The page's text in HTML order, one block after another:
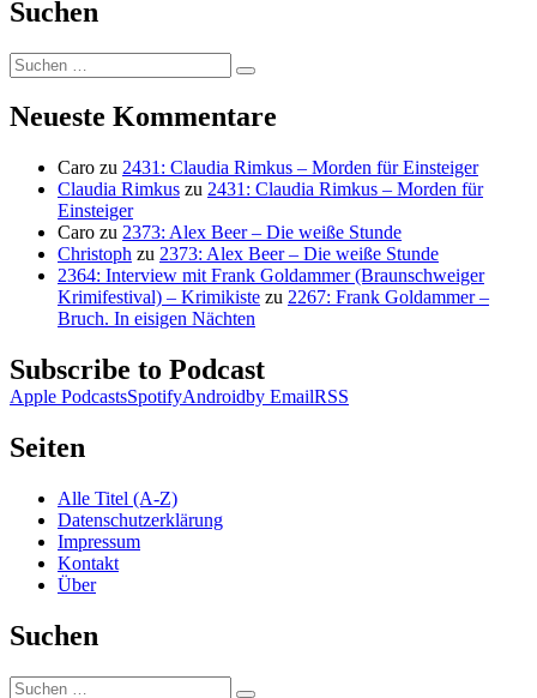
Suchen
Suchen
nach:
Suchen
Neueste Kommentare
Caro zu 2431: Claudia Rimkus – Morden für Einsteiger
Claudia Rimkus zu 2431: Claudia Rimkus – Morden für
Einsteiger
Caro zu 2373: Alex Beer – Die weiße Stunde
Christoph zu 2373: Alex Beer – Die weiße Stunde
2364: Interview mit Frank Goldammer (Braunschweiger
Krimifestival) – Krimikiste zu 2267: Frank Goldammer –
Bruch. In eisigen Nächten
Subscribe to Podcast
Apple PodcastsSpotifyAndroidby EmailRSS
Seiten
Alle Titel (A-Z)
Datenschutzerklärung
Impressum
Kontakt
Über
Suchen
Suchen